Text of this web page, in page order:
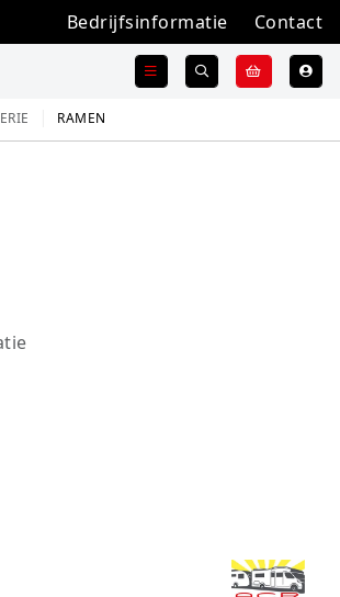
Bedrijfsinformatie Contact
RAMEN